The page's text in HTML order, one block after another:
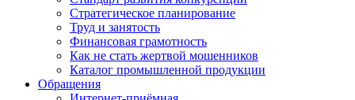
Стратегическое планирование
Труд и занятость
Финансовая грамотность
Как не стать жертвой мошенников
Каталог промышленной продукции
Обращения